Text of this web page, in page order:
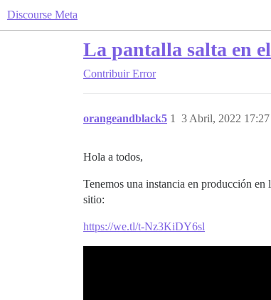
Discourse Meta
La pantalla salta en
Contribuir Error
orangeandblack5 3 Abril, 2022 17:27
1
Hola a todos,
Tenemos una instancia en producción
sitio:
https://we.tl/t-Nz3KiDY6sl